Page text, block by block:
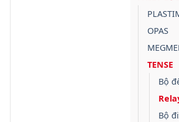
OPAS
TENSE
Bộ
Bộ